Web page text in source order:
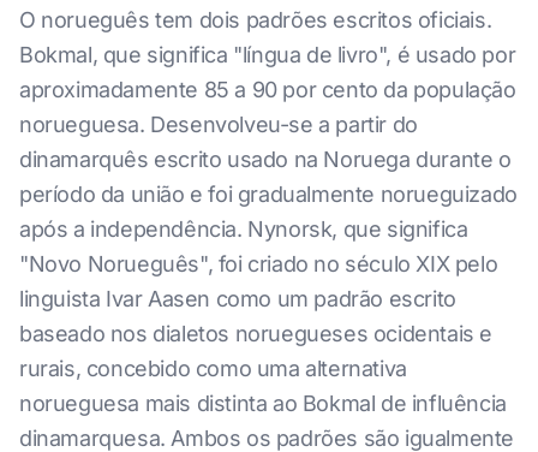
O norueguês tem dois padrões escritos oficiais.
Bokmal, que significa "língua de livro", é usado por
aproximadamente 85 a 90 por cento da população
norueguesa. Desenvolveu-se a partir do
dinamarquês escrito usado na Noruega durante o
período da união e foi gradualmente norueguizado
após a independência. Nynorsk, que significa
"Novo Norueguês", foi criado no século XIX pelo
linguista Ivar Aasen como um padrão escrito
baseado nos dialetos noruegueses ocidentais e
rurais, concebido como uma alternativa
norueguesa mais distinta ao Bokmal de influência
dinamarquesa. Ambos os padrões são igualmente